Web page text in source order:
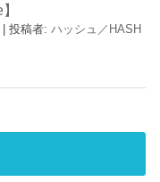
|投稿者:ハッシュ／HASH